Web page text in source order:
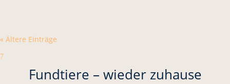
« Ältere Einträge
7
Fundtiere – wieder zuhause